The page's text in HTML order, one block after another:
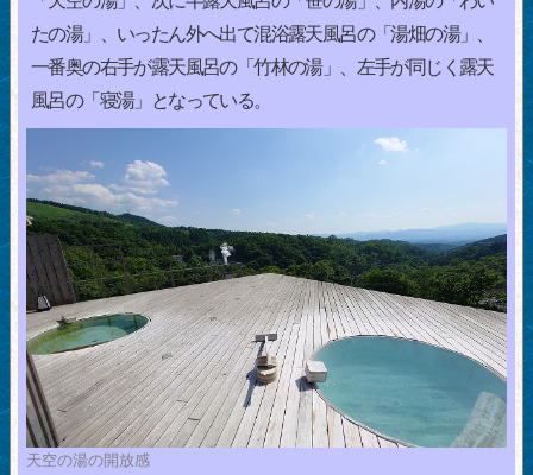
たの湯」、いったん外へ出て混浴露天風呂の「湯畑の湯」、
一番奥の右手が露天風呂の「竹林の湯」、左手が同じく露天
風呂の「寝湯」となっている。
天空の湯の開放感